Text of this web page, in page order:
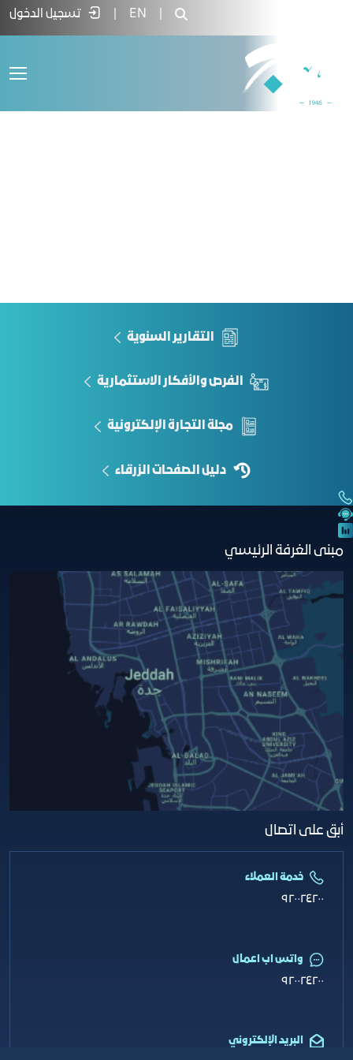
EN تسجيل الدخول
التقارير السنوية
الفرص والأفكار الاستثمارية
مجلة التجارة الإلكترونية
دليل الصفحات الزرقاء
مبنى الغرفة الرئيسي
أبق على اتصال
خدمة العملاء
٩٢٠٠٢٤٢٠٠
واتس اب اعمال
٩٢٠٠٢٤٢٠٠
البريد الإلكتروني